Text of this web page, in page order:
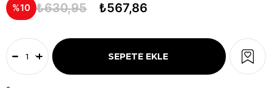
10 ₺630,95 ₺567,86